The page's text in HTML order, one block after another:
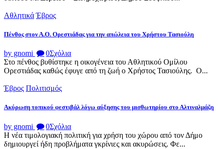
Αθλητικά Έβρος
Πένθος στον Α.Ο. Ορεστιάδας για την απώλεια του Χρήστου Τασιούλη
by gnomi 0Σχόλια
Στο πένθος βυθίστηκε η οικογένεια του Αθλητικού Ομίλου
Ορεστιάδας καθώς έφυγε από τη ζωή ο Χρήστος Τασιούλης. Ο...
Έβρος Πολιτισμός
Ακύρωση τοπικού φεστιβάλ λόγω αύξησης του μισθωτηρίου στο Αλτιναλμάζη
by gnomi 0Σχόλια
Η νέα τιμολογιακή πολιτική για χρήση του χώρου από τον Δήμο
δημιουργεί ήδη προβλήματα γκρίνιες και ακυρώσεις. Φε...